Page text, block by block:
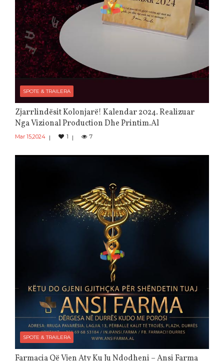
SPOTE & TRAILERA
Zjarrlindësit Kolonjarë! Kalendar 2024. Realizuar
Nga Vizional Production Dhe Printim.al
Mar 15,2024 1 7
SPOTE & TRAILERA
Farmacia Që Vjen Aty Ku Ju Ndodheni – Ansi Farma